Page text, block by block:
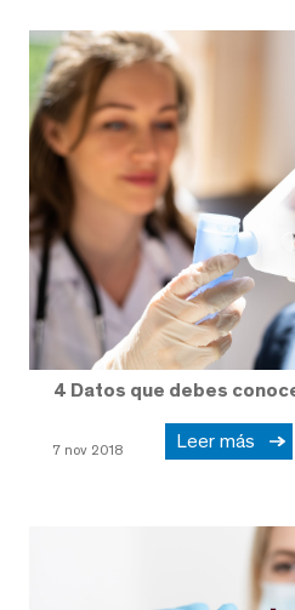
4 Datos que debes
7 nov 2018 Leer más